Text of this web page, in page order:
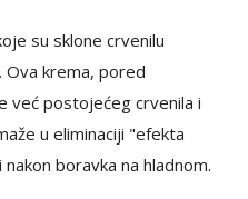
su sklone crvenilu
krema, pored
već postojećeg crvenila i
u eliminaciji "efekta
boravka na hladnom.